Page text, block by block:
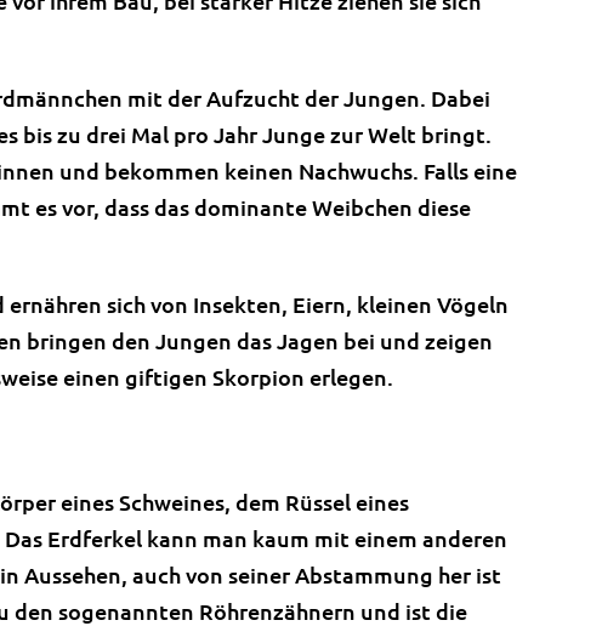
mit der Aufzucht der Jungen. Dabei
bis zu drei Mal pro Jahr Junge zur Welt bringt.
und bekommen keinen Nachwuchs. Falls eine
es vor, dass das dominante Weibchen diese
sich von Insekten, Eiern, kleinen Vögeln
bringen den Jungen das Jagen bei und zeigen
einen giftigen Skorpion erlegen.
eines Schweines, dem Rüssel eines
Erdferkel kann man kaum mit einem anderen
Aussehen, auch von seiner Abstammung her ist
den sogenannten Röhrenzähnern und ist die